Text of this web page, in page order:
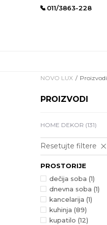
011/3863-228
NOVO LUX Proizvodi
PROIZVODI
HOME DEKOR (131)
Resetujte filtere
PROSTORIJE
dečija soba (1)
dnevna soba (1)
kancelarija (1)
kuhinja (89)
kupatilo (12)